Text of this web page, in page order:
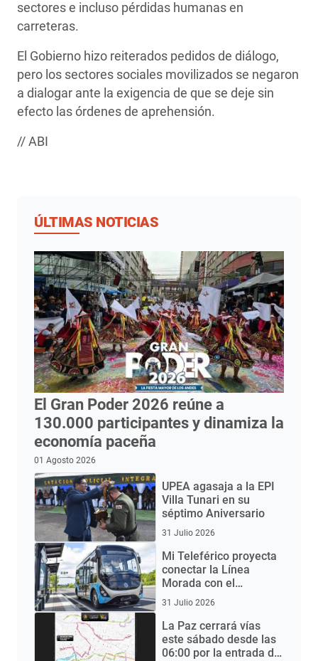
sectores e incluso pérdidas humanas en
carreteras.
El Gobierno hizo reiterados pedidos de diálogo,
pero los sectores sociales movilizados se negaron
a dialogar ante la exigencia de que se deje sin
efecto las órdenes de aprehensión.
// ABI
ÚLTIMAS NOTICIAS
El Gran Poder 2026 reúne a
130.000 participantes y dinamiza la
economía paceña
01 Agosto 2026
UPEA agasaja a la EPI
Villa Tunari en su
séptimo Aniversario
31 Julio 2026
Mi Teleférico proyecta
conectar la Línea
Morada con el
Aeropuerto de El Alto
mediante buses
eléctricos
31 Julio 2026
La Paz cerrará vías
este sábado desde las
06:00 por la entrada del